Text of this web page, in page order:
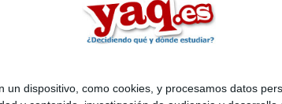
dispositivo, como cookies, y procesamos datos
Quiénes somos|Contactar|Anúnciate